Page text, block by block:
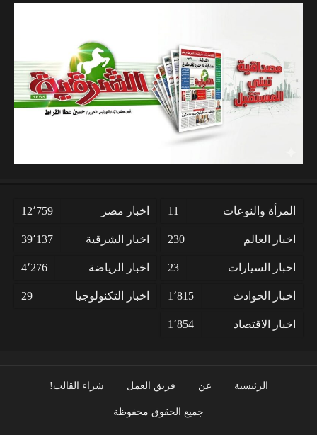
المرأة والنوعات 11 اخبار مصر 12٬759
اخبار العالم 230 اخبار الشرقية 39٬137
اخبار السيارات 23 اخبار الرياضة 4٬276
اخبار الحوادث 1٬815 اخبار التكنولوجيا 29
اخبار الاقتصاد 1٬854
الرئيسية عن فريق العمل شراء القالب!
جميع الحقوق محفوظة